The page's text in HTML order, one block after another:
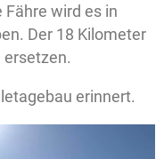
wird es in
Der 18 Kilometer
erinnert.